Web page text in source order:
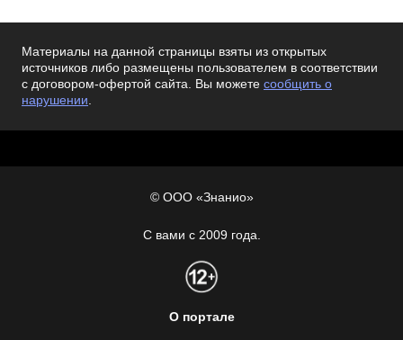
Материалы на данной страницы взяты из открытых
источников либо размещены пользователем в соответствии
с договором-офертой сайта. Вы можете сообщить о
нарушении.
© ООО «Знанио»
С вами с 2009 года.
О портале